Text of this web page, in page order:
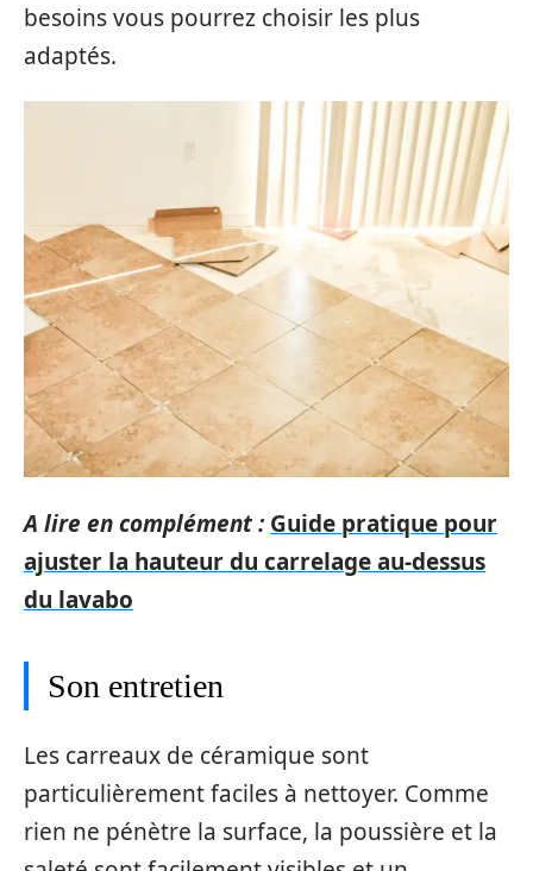
besoins vous pourrez choisir les plus
adaptés.
A lire en complément : Guide pratique pour
ajuster la hauteur du carrelage au-dessus
du lavabo
Son entretien
Les carreaux de céramique sont
particulièrement faciles à nettoyer. Comme
rien ne pénètre la surface, la poussière et la